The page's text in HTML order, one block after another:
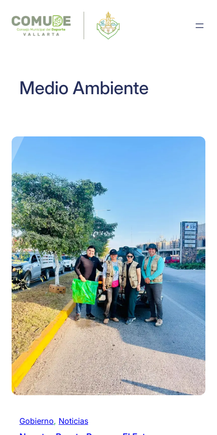
contenido
Medio Ambiente
Gobierno, Noticias